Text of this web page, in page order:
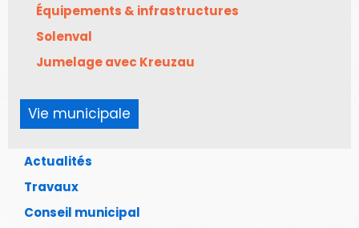
Équipements & infrastructures
Solenval
Jumelage avec Kreuzau
Vie municipale
Actualités
Travaux
Conseil municipal